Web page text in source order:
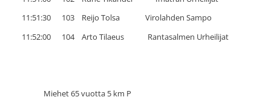
11:51:30 103 Reijo Tolsa Virolahden Sampo
11:52:00 104 Arto Tilaeus Rantasalmen Urheilijat
Miehet 65 vuotta 5 km P